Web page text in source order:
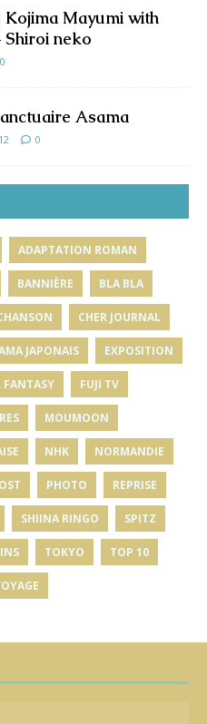
Kojima Mayumi with
Shiroi neko
0
Asama
0
ADAPTATION ROMAN
BANNIÈRE BLA BLA
CHER JOURNAL
JAPONAIS EXPOSITION
FANTASY FUJI TV
MOUMOON
NHK NORMANDIE
OST PHOTO REPRISE
SHIINA RINGO SPITZ
TOKYO TOP 10